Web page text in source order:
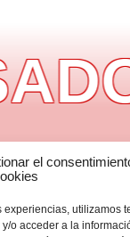
el
experiencias, utilizamos
o acceder a la
Información
Aviso legal
Política de privacidad
Política de cookies
Accesibilidad